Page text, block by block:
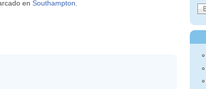
en Southampton.